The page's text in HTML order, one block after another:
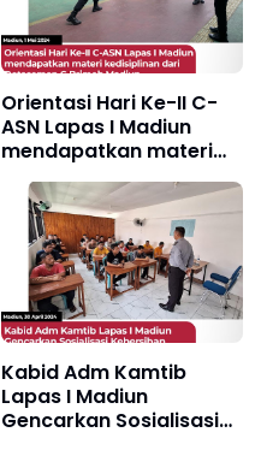
Orientasi Hari Ke-II C-
ASN Lapas I Madiun
mendapatkan materi
kedisiplinan dari
Detasemen C Brimob
Madiun
Kabid Adm Kamtib
Lapas I Madiun
Gencarkan Sosialisasi